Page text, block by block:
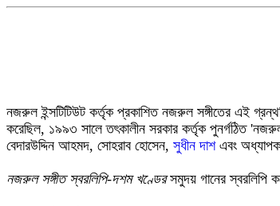
নজরুল ইন্সটিটিউট কর্তৃক প্রকাশিত নজরুল সঙ্গীতের এই
করেছিল, ১৯৯৩ সালে তৎকালীন সরকার কর্তৃক পুনর্গঠিত
বেদারউদ্দিন আহমদ, সোহরাব হোসেন, সুধীন দাশএবং অধ্যাপক
নজরুল সঙ্গীত স্বরলিপি-দশম খণ্ডেরসমুদয় গানের স্বরলিপি